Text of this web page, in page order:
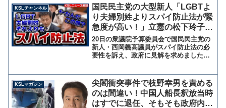
KSLチャンネル
国民民主党の大型新人「LGBTよ
り夫婦別姓よりスパイ防止法が緊
急度が高い！」立憲の松下玲子は
不満を隠せない模様【KSLチャン
ネル】
20日の衆議院予算委員会で国民民主党の
新人・西岡義高議員がスパイ防止法の必
要性を訴え、政府に見解を求めました。
けが遅れている、諸外国並みの法整備を
という声がよく聞かれ...
KSLマガジン
尖閣衝突事件で枝野幸男を責める
のは間違い！中国人船長釈放当時
はすでに退任、そもそも政府内に